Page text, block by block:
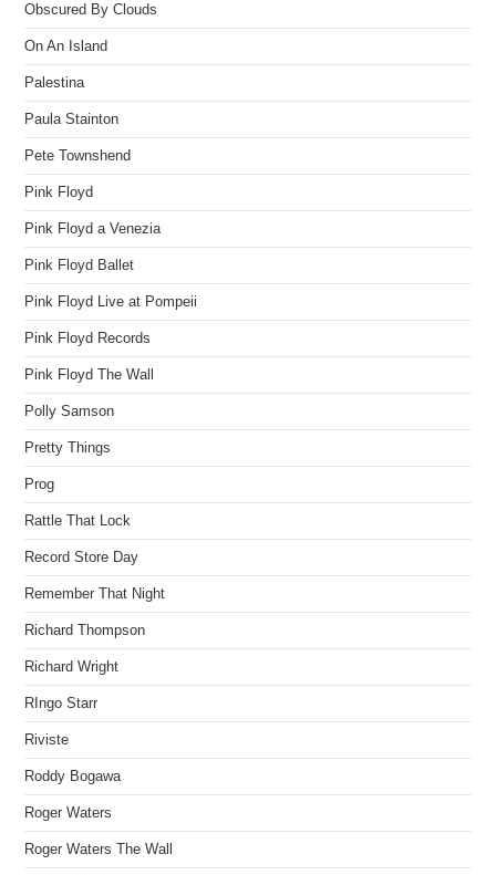
Obscured By Clouds
On An Island
Palestina
Paula Stainton
Pete Townshend
Pink Floyd
Pink Floyd a Venezia
Pink Floyd Ballet
Pink Floyd Live at Pompeii
Pink Floyd Records
Pink Floyd The Wall
Polly Samson
Pretty Things
Prog
Rattle That Lock
Record Store Day
Remember That Night
Richard Thompson
Richard Wright
RIngo Starr
Riviste
Roddy Bogawa
Roger Waters
Roger Waters The Wall